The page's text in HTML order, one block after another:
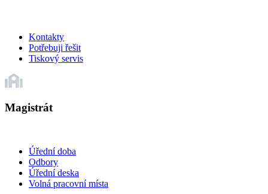
Kontakty
Potřebuji řešit
Tiskový servis
Magistrát
Úřední doba
Odbory
Úřední deska
Volná pracovní místa